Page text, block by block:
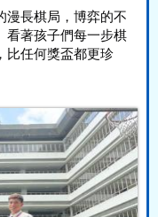
漫長棋局，博弈的不
看著孩子們每一步棋
比任何獎盃都更珍